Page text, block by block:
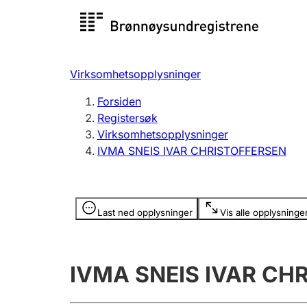
Registersøk
Registrere, endre, slette
Virksomhetsopplysninger
Forsiden
Registersøk
Virksomhetsopplysninger
IVMA SNEIS IVAR CHRISTOFFERSEN
Last ned opplysninger Vis alle
Opplysninger er skjult
IVMA SNEIS IVAR